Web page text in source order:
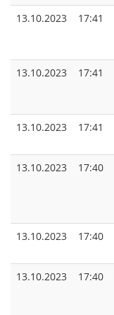
13.10.2023
17:41
13.10.2023
17:41
13.10.2023
17:41
13.10.2023
17:40
13.10.2023
17:40
13.10.2023
17:40